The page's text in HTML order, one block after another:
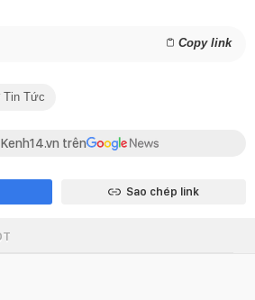
Copy link
Tin Tức
trên
Sao chép link